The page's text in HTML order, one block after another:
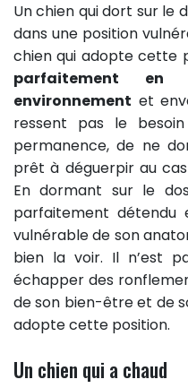
Un chien qui dort sur le
dans une position
chien qui adopte cette
parfaitement en
environnement et
ressent pas le
permanence, de ne
prêt à déguerpir au
En dormant sur le
parfaitement
vulnérable de son
bien la voir. Il n’est
échapper des
de son bien-être et de
adopte cette position.
Un chien qui a chaud